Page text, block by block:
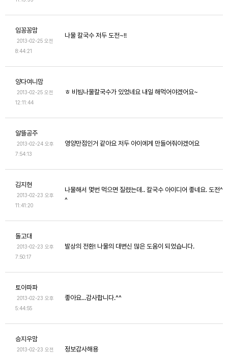
임꽁꽁맘
2013-02-25 오전
8:44:21
나물 칼국수 저두 도전~!!
양다여니맘
2013-02-25 오전
12:11:44
ㅎ 비빔나물칼국수가 있었네요 내일 해먹어야겠어요~
알뜰공주
2013-02-24 오후
7:54:13
영양만점인거 같아요 저두 아이에게 만들어줘야겠어요
김지현
2013-02-23 오후
11:41:20
나물해서 몇번 먹으면 질렸는데.. 칼국수 아이디어 좋네요. 도전^
^
돌고대
2013-02-23 오후
7:50:17
발상의 전환! 나물의 대변신 많은 도움이 되었습니다.
토아파파
2013-02-23 오후
5:44:55
좋아요...감사합니다.^^
승지우맘
2013-02-23 오전 정보감사해용